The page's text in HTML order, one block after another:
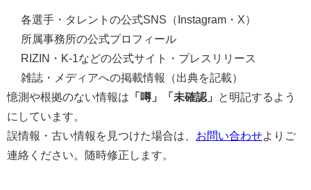
各選手・タレントの公式SNS（Instagram・X）
所属事務所の公式プロフィール
RIZIN・K-1などの公式サイト・プレスリリース
雑誌・メディアへの掲載情報（出典を記載）
憶測や根拠のない情報は 「噂」「未確認」
と明記するよう
にしています。
誤情報・古い情報を見つけた場合は、 お問い合わせよりご
連絡ください。随時修正します。